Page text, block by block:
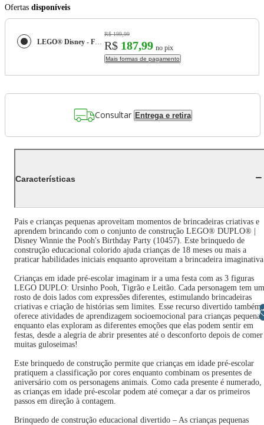
Ofertas disponíveis
LEGO® Disney - Festa de aniversário do Ursinho Pooh
R$ 199,99
R$ 187,99 no pix
Mais formas de pagamento
Consultar Entrega e retira
Características
Pais e crianças pequenas aproveitam momentos de brincadeiras criativas e
aprendem brincando com o conjunto de construção LEGO® DUPLO® |
Disney Winnie the Pooh's Birthday Party (10457). Este brinquedo de
construção educacional colorido ajuda crianças de 18 meses ou mais a
praticar habilidades iniciais enquanto aproveitam a brincadeira
Crianças em idade pré-escolar imaginam ir a uma festa com as 3 figuras
LEGO DUPLO: Ursinho Pooh, Tigrão e Leitão. Cada personagem tem um
rosto de dois lados com expressões diferentes, estimulando brincadeiras
criativas e criação de histórias sem limites. Esse recurso divertido também
oferece atividades de aprendizagem socioemocional para crianças
enquanto elas exploram as diferentes emoções que elas podem sentir em
festas, desde a alegria de abrir presentes até o desconforto depois de comer
muitas guloseimas!
Este brinquedo de construção permite que crianças em idade pré-escolar
pratiquem a classificação por cores enquanto combinam os presentes de
aniversário com os personagens animais. Como cada presente é numerado,
as crianças em idade pré-escolar podem até começar a dar os primeiros
passos em direção à contagem.
Brinquedo de construção educacional divertido – As crianças pequenas
Libras